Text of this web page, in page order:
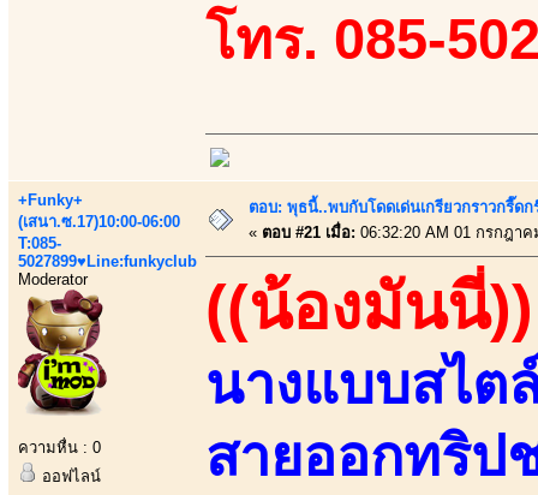
โทร. 085-
+Funky+
(เสนา.ซ.17)10:00-06:00
T:085-
5027899♥Line:funkyclub
Moderator
ความหื่น : 0
ออฟไลน์
ตอบ: พุธนี้..พบกับโดดเด่นเกรียวกราวกรี๊
« ตอบ #21 เมื่อ: 06:32:20 AM 01 กรกฎาค
((น้องมันนี่))
นางแบบสไต
สายออกทริป